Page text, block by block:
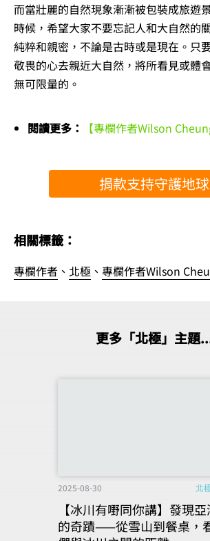
而當壯麗的自然現象漸漸被包裝成旅遊
時候，希望大家不要忘記人和大自然的
純粹和親密，不論是古時或是現在。只
敬畏的心去親近大自然，將所看見或體
無可限量的。
閱讀更多： 【專欄作者Wilson
捐款支持守護地球
相關標籤：
專欄作者 、 北極 、 專欄作者Wilson
更多「北極」主題
2025-08-30 北
【冰川有嘢同你講】發現
的奇蹟——從雪山到餐桌，